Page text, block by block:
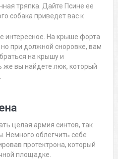
тряпка. Дайте Псине ее
собака приведет вас к
интересное. На крыше форта
при должной сноровке, вам
на крышу и
же вы найдете люк, который
целая армия синтов, так
Немного облегчить себе
протектрона, который
площадке.